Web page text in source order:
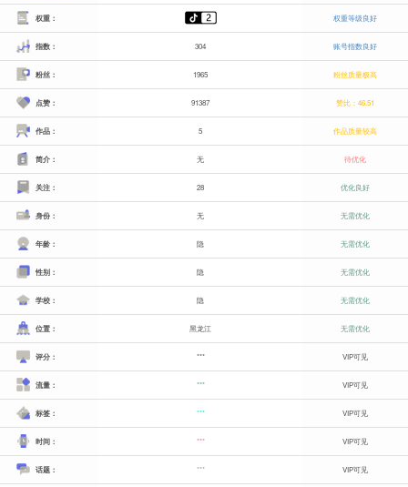
权重： 权重等级良好
指数： 304 账号指数良好
粉丝： 1965 粉丝质量极高
点赞： 91387 赞比：46.51
作品： 5 作品质量较高
简介： 无 待优化
关注： 28 优化良好
身份： 无 无需优化
年龄： 隐 无需优化
性别： 隐 无需优化
学校： 隐 无需优化
位置： 黑龙江 无需优化
评分： *** VIP可见
流量： *** VIP可见
标签： *** VIP可见
时间： *** VIP可见
话题： *** VIP可见